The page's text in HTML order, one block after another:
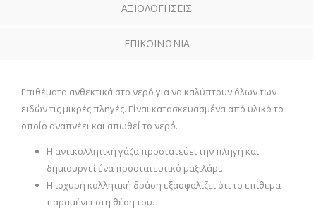
ΑΞΙΟΛΟΓΗΣΕΙΣ
ΕΠΙΚΟΙΝΩΝΙΑ
Επιθέματα ανθεκτικά στο νερό για να καλύπτουν όλων των
ειδών τις μικρές πληγές. Είναι κατασκευασμένα από υλικό το
οποίο αναπνέει και απωθεί το νερό.
Η αντικολλητική γάζα προστατεύει την πληγή και
δημιουργεί ένα προστατευτικό μαξιλάρι.
Η ισχυρή κολλητική δράση εξασφαλίζει ότι το επίθεμα
παραμένει στη θέση του.